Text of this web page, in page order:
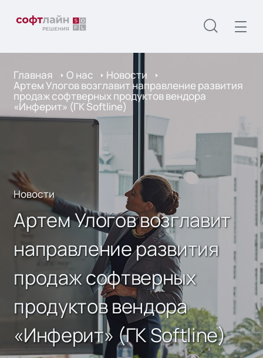
Главная О нас Новости
Артем Улогов возглавит направление развития
продаж софтверных продуктов вендора
«Инферит» (ГК Softline)
Новости
Артем Улогов возглавит
направление развития
продаж софтверных
продуктов вендора
«Инферит» (ГК Softline)